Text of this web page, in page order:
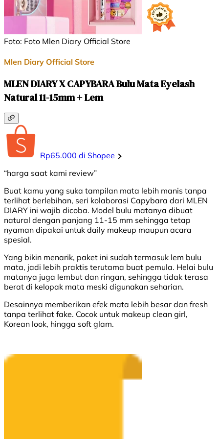
Foto: Foto Mlen Diary Official Store
Mlen Diary Official Store
MLEN DIARY X CAPYBARA Bulu Mata Eyelash
Natural 11-15mm + Lem
Rp65.000 di Shopee
“harga saat kami review”
Buat kamu yang suka tampilan mata lebih manis tanpa
terlihat berlebihan, seri kolaborasi Capybara dari MLEN
DIARY ini wajib dicoba. Model bulu matanya dibuat
natural dengan panjang 11-15 mm sehingga tetap
nyaman dipakai untuk daily makeup maupun acara
spesial.
Yang bikin menarik, paket ini sudah termasuk lem bulu
mata, jadi lebih praktis terutama buat pemula. Helai bulu
matanya juga lembut dan ringan, sehingga tidak terasa
berat di kelopak mata meski digunakan seharian.
Desainnya memberikan efek mata lebih besar dan fresh
tanpa terlihat fake. Cocok untuk makeup clean girl,
Korean look, hingga soft glam.